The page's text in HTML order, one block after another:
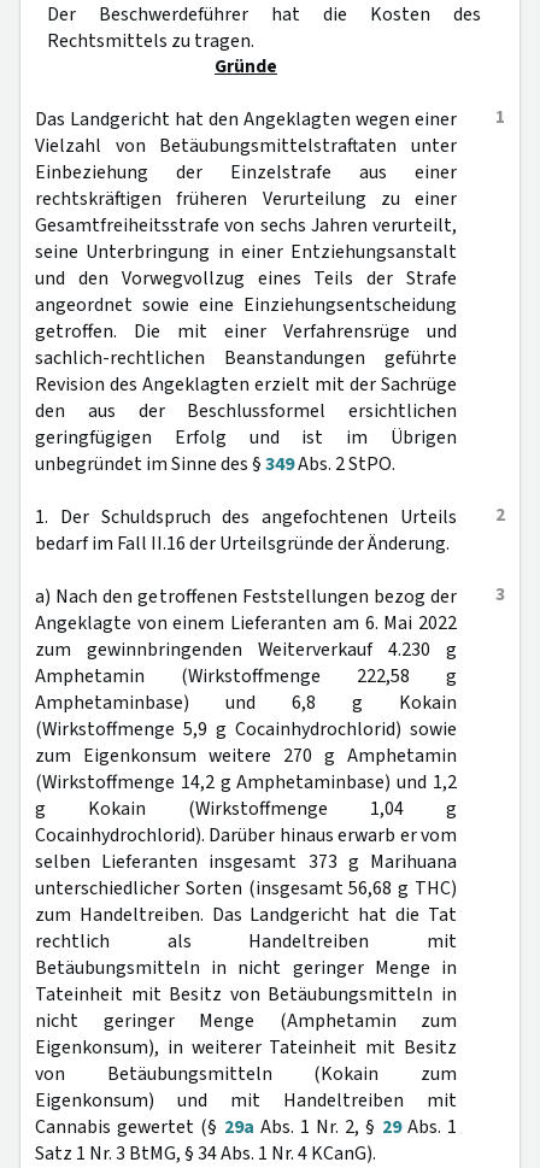
Der Beschwerdeführer hat die Kosten des
Rechtsmittels zu tragen.
Gründe
1
Das Landgericht hat den Angeklagten wegen einer
Vielzahl von Betäubungsmittelstraftaten unter
Einbeziehung der Einzelstrafe aus einer
rechtskräftigen früheren Verurteilung zu einer
Gesamtfreiheitsstrafe von sechs Jahren verurteilt,
seine Unterbringung in einer Entziehungsanstalt
und den Vorwegvollzug eines Teils der Strafe
angeordnet sowie eine Einziehungsentscheidung
getroffen. Die mit einer Verfahrensrüge und
sachlich-rechtlichen Beanstandungen geführte
Revision des Angeklagten erzielt mit der Sachrüge
den aus der Beschlussformel ersichtlichen
geringfügigen Erfolg und ist im Übrigen
unbegründet im Sinne des §349Abs. 2 StPO.
2
1. Der Schuldspruch des angefochtenen Urteils
bedarf im Fall II.16 der Urteilsgründe der Änderung.
3
a) Nach den getroffenen Feststellungen bezog der
Angeklagte von einem Lieferanten am 6. Mai 2022
zum gewinnbringenden Weiterverkauf 4.230 g
Amphetamin (Wirkstoffmenge 222,58 g
Amphetaminbase) und 6,8 g Kokain
(Wirkstoffmenge 5,9 g Cocainhydrochlorid) sowie
zum Eigenkonsum weitere 270 g Amphetamin
(Wirkstoffmenge 14,2 g Amphetaminbase) und 1,2
g Kokain (Wirkstoffmenge 1,04 g
Cocainhydrochlorid). Darüber hinaus erwarb er vom
selben Lieferanten insgesamt 373 g Marihuana
unterschiedlicher Sorten (insgesamt 56,68 g THC)
zum Handeltreiben. Das Landgericht hat die Tat
rechtlich als Handeltreiben mit
Betäubungsmitteln in nicht geringer Menge in
Tateinheit mit Besitz von Betäubungsmitteln in
nicht geringer Menge (Amphetamin zum
Eigenkonsum), in weiterer Tateinheit mit Besitz
von Betäubungsmitteln (Kokain zum
Eigenkonsum) und mit Handeltreiben mit
Cannabis gewertet (§ 29a Abs. 1 Nr. 2, § 29Abs. 1
Satz 1 Nr. 3 BtMG, § 34 Abs. 1 Nr. 4 KCanG).